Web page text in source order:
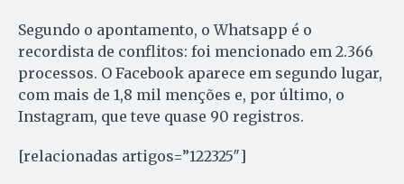
Segundo o apontamento, o Whatsapp é o
recordista de conflitos: foi mencionado em 2.366
processos. O Facebook aparece em segundo lugar,
com mais de 1,8 mil menções e, por último, o
Instagram, que teve quase 90 registros.
[relacionadas artigos=”122325″]